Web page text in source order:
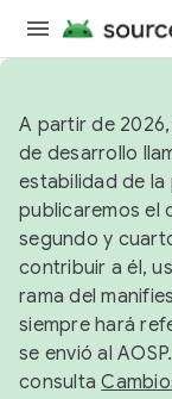
A partir de
de desarrollo
estabilidad de
publicaremos el
segundo y
contribuir a él,
rama del
siempre hará
se envió al
consulta